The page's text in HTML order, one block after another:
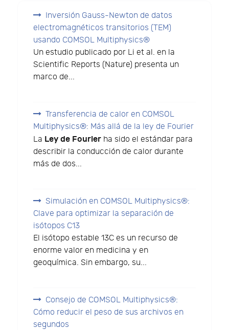
Inversión Gauss-Newton de datos
electromagnéticos transitorios (TEM)
usando COMSOL Multiphysics®
Un estudio publicado por Li et al. en la
Scientific Reports (Nature) presenta un
marco de...
Transferencia de calor en COMSOL
Multiphysics®: Más allá de la ley de Fourier
La Ley de Fourier ha sido el estándar para
describir la conducción de calor durante
más de dos...
Simulación en COMSOL Multiphysics®:
Clave para optimizar la separación de
isótopos C13
El isótopo estable 13C es un recurso de
enorme valor en medicina y en
geoquímica. Sin embargo, su...
Consejo de COMSOL Multiphysics®:
Cómo reducir el peso de sus archivos en
segundos